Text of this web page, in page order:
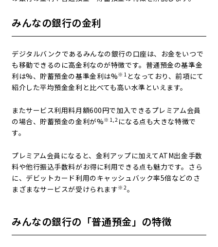
みんなの銀行の金利
デジタルバンクであるみんなの銀行の口座は、お金をいつで
も移動できるのに高金利なのが特徴です。普通預金の基準金
利は%、貯蓄預金の基準金利は%※1 となっており、前項にて
紹介した平均預金金利と比べても高い水準といえます。
またサービス利用料月額600円で加入できるプレミアム会員
の場合、貯蓄預金の金利が%※1,2 になる点も大きな特徴で
す。
プレミアム会員になると、金利アップに加えてATM出金手数
料や他行振込手数料がお得に利用できる点も魅力です。さら
に、デビットカード利用のキャッシュバック率5倍などのさ
まざまなサービスが受けられます※2。
みんなの銀行の「普通預金」の特徴